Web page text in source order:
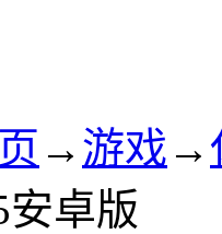
→ 游戏 →
安卓版